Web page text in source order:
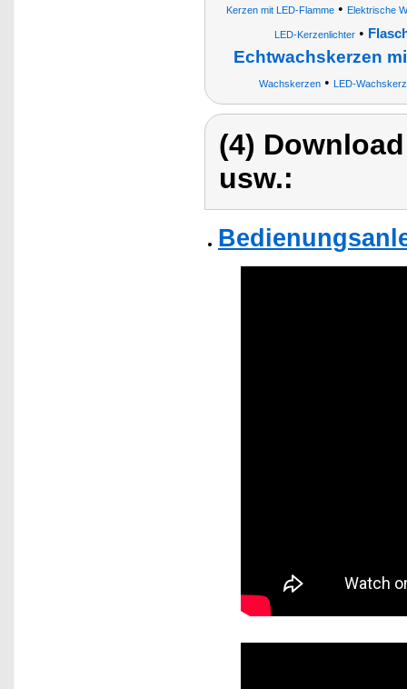
Kerzen mit LED-Flamme • Elektrische
LED-Kerzenlichter •
Echtwachskerzen
Wachskerzen • LED-
(4)
usw.: